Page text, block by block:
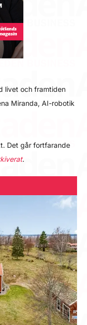
livet och framtiden
Miranda, AI-robotik
Det går fortfarande
.